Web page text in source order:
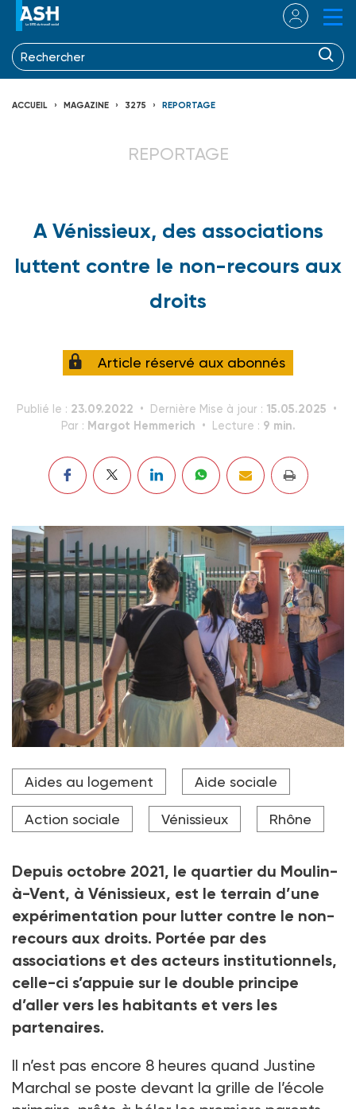
ACCUEIL MAGAZINE 3275 REPORTAGE
REPORTAGE
A Vénissieux, des associations
luttent contre le non-recours aux
droits
Article réservé aux abonnés
Publié le : 23.09.2022 Dernière Mise à jour : 15.05.2025
Par : Margot Hemmerich Lecture : 9 min.
Justine Marchal, salariée des Passerelles, et Robert
Mlakar distribuent des flyers à l'entrée du centre
Crédit photo Tim Douet
Aides au logement Aide sociale
Action sociale Vénissieux Rhône
Depuis octobre 2021, le quartier du Moulin-
à-Vent, à Vénissieux, est le terrain d’une
expérimentation pour lutter contre le non-
recours aux droits. Portée par des
associations et des acteurs institutionnels,
celle-ci s’appuie sur le double principe
d’aller vers les habitants et vers les
partenaires.
Il n’est pas encore 8 heures quand Justine
Marchal se poste devant la grille de l’école